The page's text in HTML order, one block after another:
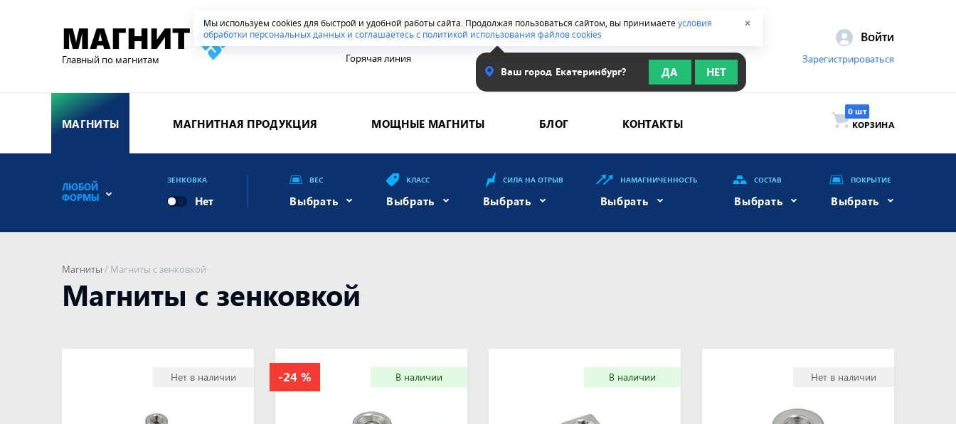
Мы используем cookies для быстрой и удобной работы сайта. Продолжая пользоваться сайтом, вы принимаетеусловия
обработки персональных данных и соглашаетесь с политикой использования файлов cookies
✕
МАГНИТ
Главный по магнитам
8 800 555-42-96
Горячая линия
Ваш город: Челябинск
Ваш город Екатеринбург? ДА НЕТ
Войти
Зарегистрироваться
МАГНИТЫ МАГНИТНАЯ ПРОДУКЦИЯ МОЩНЫЕ МАГНИТЫ БЛОГ КОНТАКТЫ КОРЗИНА
ЛЮБОЙ
ФОРМЫ
ЗЕНКОВКА ВЕС
Выбрать
КЛАСС
Выбрать
СИЛА НА ОТРЫВ
Выбрать
НАМАГНИЧЕННОСТЬ
Выбрать
СОСТАВ
Выбрать
ПОКРЫТИЕ
Выбрать
Магниты / Магниты с зенковкой
Магниты с зенковкой
Нет в наличии В наличии В наличии Нет в наличии